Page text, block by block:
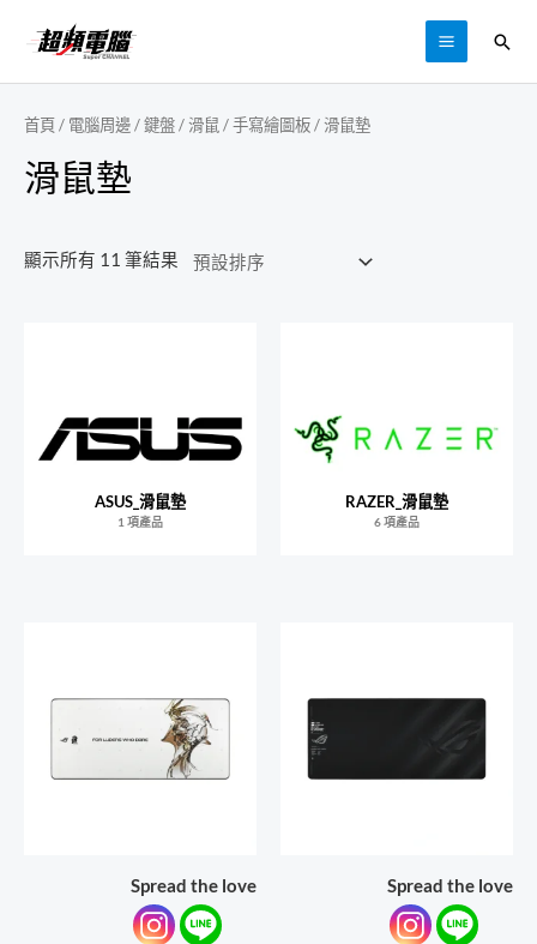
主
MAIN
搜
尋
首頁/ 電腦周邊/鍵盤 / 滑鼠 / 手寫繪圖板/ 滑鼠墊
滑鼠墊
顯示所有 11 筆結果
ASUS_滑鼠墊
1 項產品
RAZER_滑鼠墊
6 項產品
Spread the love Spread the love